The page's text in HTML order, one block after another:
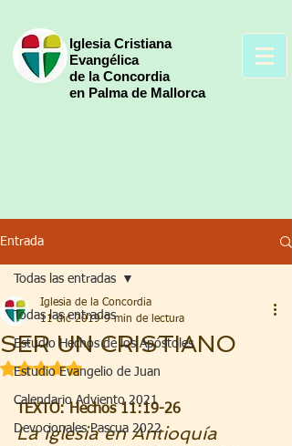
Iglesia Cristiana
Evangélica
de la Concordia
en Palma de Mallorca
Entrada
Todas las entradas
Estudio Hechos de los Apóstoles
Estudio Evangelio de Juan
Calendario Adviento 2021
Devocionales Pascua 2022
Todas las entradas
SER UN CRISTIANO
Iglesia de la Concordia
11 dic 2019 9 min de lectura
Obtuvo NaN de 5 estrellas.
TEXTO: Hechos 11:19-26
La iglesia en Antioquía